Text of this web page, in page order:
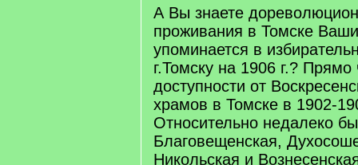
q
]
А Вы знаете
проживания в Томске
упоминается в
г.Томску на 1906 г.?
доступности от
храмов в Томске в 1902-
Относительно недалеко
Благовещенская,
Никольская и